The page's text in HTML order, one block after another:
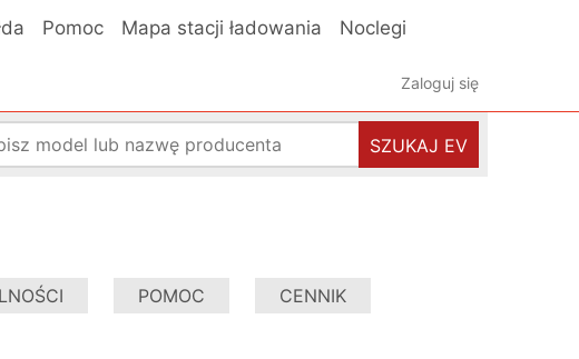
Pomoc Mapa stacji ładowania Noclegi
Zaloguj się
SZUKAJ EV
POMOC CENNIK